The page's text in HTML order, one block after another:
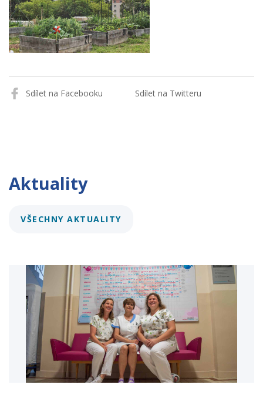
Sdílet na Facebooku Sdílet na Twitteru
Aktuality
VŠECHNY AKTUALITY